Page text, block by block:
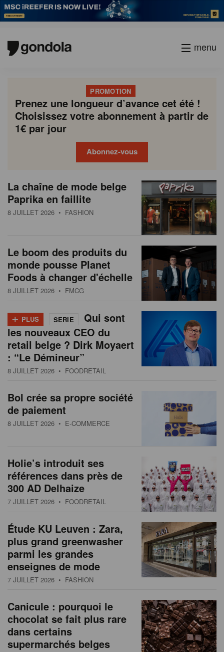
menu
PROMOTION
Prenez une longueur d’avance cet été !
Choisissez votre abonnement à partir de
1€ par jour
Abonnez-vous
N
e
w
La chaîne de mode belge
Paprika en faillite
8 JUILLET 2026 • FASHION
Le boom des produits du
monde pousse Planet
Foods à changer d'échelle
8 JUILLET 2026 • FMCG
+ PLUS SERIE
Qui sont
les nouveaux CEO du
retail belge ? Dirk Moyaert
: “Le Démineur”
8 JUILLET 2026 • FOODRETAIL
Bol crée sa propre société
de paiement
8 JUILLET 2026 • E-COMMERCE
Holie’s introduit ses
références dans près de
300 AD Delhaize
7 JUILLET 2026 • FOODRETAIL
Étude KU Leuven : Zara,
plus grand greenwasher
parmi les grandes
enseignes de mode
7 JUILLET 2026 • FASHION
Canicule : pourquoi le
chocolat se fait plus rare
dans certains
supermarchés belges
P
a
g
a
t
i
o
Previous
page
Page
Page
Page
Page
Current
page
Page
Page
Page
Page
Next
page
academy
society